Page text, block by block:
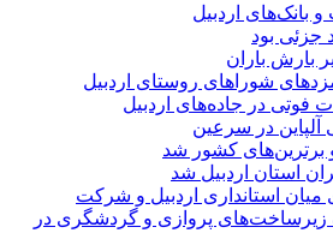
بانک‌های اردبیل
جزئی بود
بارش باران
آلپاین در سرعین
برترین‌های کشور شد
استان اردبیل شد
میان استانداری اردبیل و شرکت
زیرساخت‌های پروازی و گردشگری در